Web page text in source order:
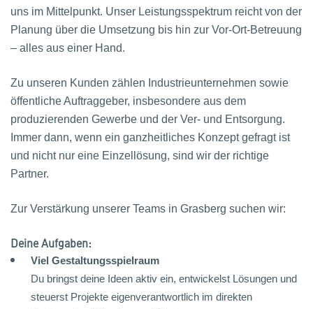
uns im Mittelpunkt. Unser Leistungsspektrum reicht von der
Planung über die Umsetzung bis hin zur Vor-Ort-Betreuung
– alles aus einer Hand.
Zu unseren Kunden zählen Industrieunternehmen sowie
öffentliche Auftraggeber, insbesondere aus dem
produzierenden Gewerbe und der Ver- und Entsorgung.
Immer dann, wenn ein ganzheitliches Konzept gefragt ist
und nicht nur eine Einzellösung, sind wir der richtige
Partner.
Zur Verstärkung unserer Teams in Grasberg suchen wir:
Deine Aufgaben:
Viel Gestaltungsspielraum
Du bringst deine Ideen aktiv ein, entwickelst Lösungen und
steuerst Projekte eigenverantwortlich im direkten